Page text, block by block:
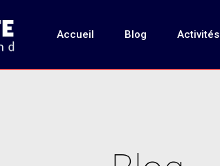
Accueil Blog Activités